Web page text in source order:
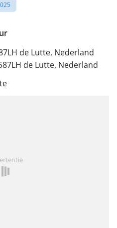
de Lutte, Nederland
de Lutte, Nederland